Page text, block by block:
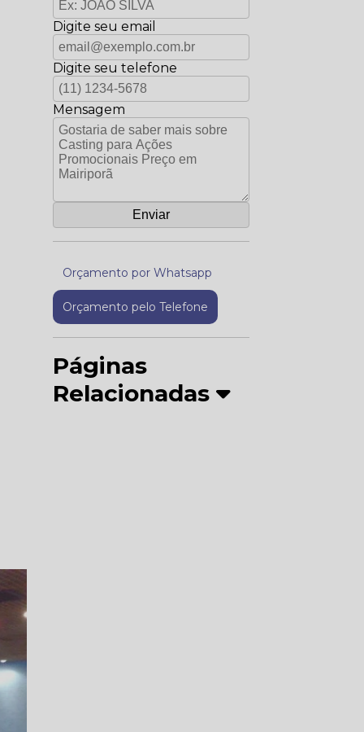
Digite seu email
Digite seu telefone
Mensagem
Orçamento por Whatsapp
Orçamento pelo Telefone
Páginas
Relacionadas